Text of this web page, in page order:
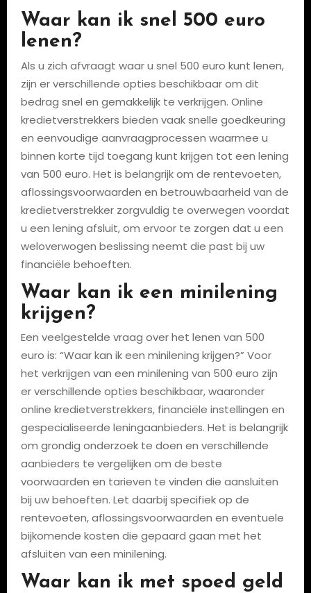
Waar kan ik snel 500 euro
lenen?
Als u zich afvraagt waar u snel 500 euro kunt lenen,
zijn er verschillende opties beschikbaar om dit
bedrag snel en gemakkelijk te verkrijgen. Online
kredietverstrekkers bieden vaak snelle goedkeuring
en eenvoudige aanvraagprocessen waarmee u
binnen korte tijd toegang kunt krijgen tot een lening
van 500 euro. Het is belangrijk om de rentevoeten,
aflossingsvoorwaarden en betrouwbaarheid van de
kredietverstrekker zorgvuldig te overwegen voordat
u een lening afsluit, om ervoor te zorgen dat u een
weloverwogen beslissing neemt die past bij uw
financiële behoeften.
Waar kan ik een minilening
krijgen?
Een veelgestelde vraag over het lenen van 500
euro is: “Waar kan ik een minilening krijgen?” Voor
het verkrijgen van een minilening van 500 euro zijn
er verschillende opties beschikbaar, waaronder
online kredietverstrekkers, financiële instellingen en
gespecialiseerde leningaanbieders. Het is belangrijk
om grondig onderzoek te doen en verschillende
aanbieders te vergelijken om de beste
voorwaarden en tarieven te vinden die aansluiten
bij uw behoeften. Let daarbij specifiek op de
rentevoeten, aflossingsvoorwaarden en eventuele
bijkomende kosten die gepaard gaan met het
afsluiten van een minilening.
Waar kan ik met spoed geld